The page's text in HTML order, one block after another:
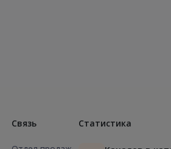
Связь Статистика